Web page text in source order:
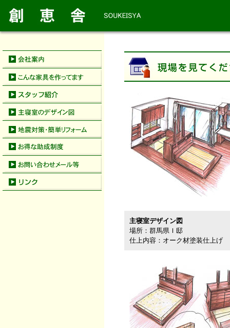
主寝室デザイン図
場所：群馬県Ｉ邸
仕上内容：オーク材塗装仕上げ